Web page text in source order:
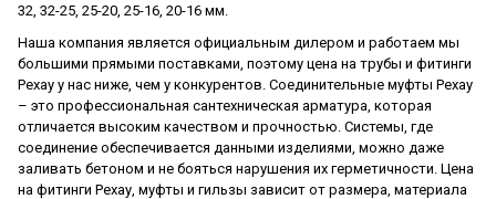
32, 32-25, 25-20, 25-16, 20-16 мм.
Наша компания является официальным дилером и работаем мы
большими прямыми поставками, поэтому цена на трубы и фитинги
Рехау у нас ниже, чем у конкурентов. Соединительные муфты Рехау
– это профессиональная сантехническая арматура, которая
отличается высоким качеством и прочностью. Системы, где
соединение обеспечивается данными изделиями, можно даже
заливать бетоном и не бояться нарушения их герметичности. Цена
на фитинги Рехау, муфты и гильзы зависит от размера, материала